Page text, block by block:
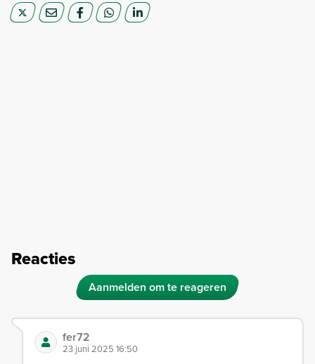
Reacties
Aanmelden om te reageren
fer72
23 juni 2025 16:50